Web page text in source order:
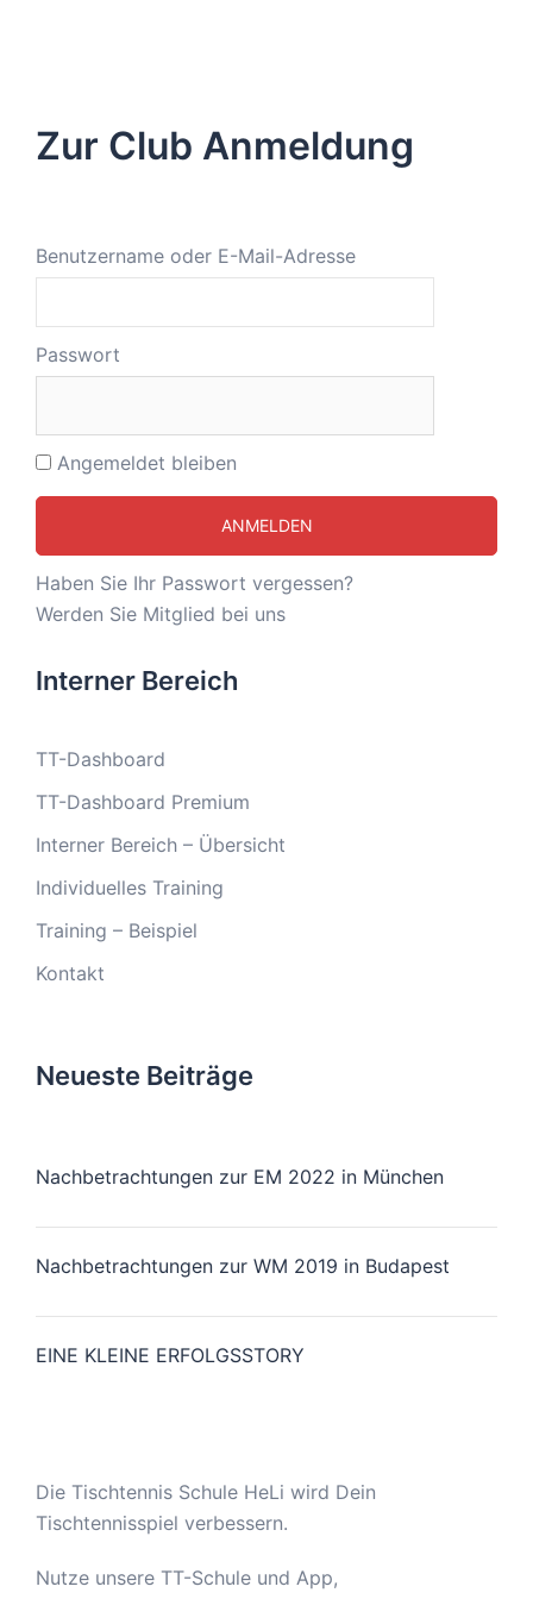
Zur Club Anmeldung
Benutzername oder E-Mail-Adresse
Passwort
Angemeldet bleiben
Haben Sie Ihr Passwort vergessen?
Werden Sie Mitglied bei uns
Interner Bereich
TT-Dashboard
TT-Dashboard Premium
Interner Bereich – Übersicht
Individuelles Training
Training – Beispiel
Kontakt
Neueste Beiträge
Nachbetrachtungen zur EM 2022 in München
Nachbetrachtungen zur WM 2019 in Budapest
EINE KLEINE ERFOLGSSTORY
Die Tischtennis Schule HeLi wird Dein
Tischtennisspiel verbessern.
Nutze unsere TT-Schule und App,